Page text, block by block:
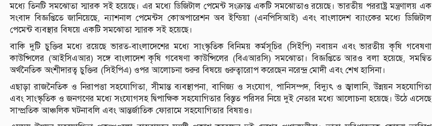
মধ্যে তিনটি সমঝোতা স্মারক সই হয়েছে। এর মধ্যে ডিজিটাল পেমেন্ট সংক্রান্ত একটি সমঝোতাও রয়েছে। ভারতীয় পররাষ্ট্র মন্ত্রণালয় এক
সংবাদ বিজ্ঞপ্তিতে জানিয়েছে, ন্যাশনাল পেমেন্টস কোঅপারেশন অব ইন্ডিয়া (এনপিসিআই) এবং বাংলাদেশ ব্যাংকের মধ্যে ডিজিটাল
পেমেন্ট ব্যবস্থার বিষয়ে একটি সমঝোতা স্মারক সই হয়েছে।
বাকি দুটি চুক্তির মধ্যে রয়েছে ভারত-বাংলাদেশের মধ্যে সাংস্কৃতিক বিনিময় কর্মসূচির (সিইপি) নবায়ন এবং ভারতীয় কৃষি গবেষণা
কাউন্সিলের (আইসিএআর) সঙ্গে বাংলাদেশ কৃষি গবেষণা কাউন্সিলের (বিএআরসি) সমঝোতা। বিজ্ঞপ্তিতে আরও বলা হয়েছে, সমন্বিত
অর্থনৈতিক অংশীদারত্ব চুক্তির (সিইপিএ) ওপর আলোচনা শুরুর বিষয়ে গুরুত্বারোপ করেছেন নরেন্দ্র মোদী এবং শেখ হাসিনা।
এছাড়া রাজনৈতিক ও নিরাপত্তা সহযোগিতা, সীমান্ত ব্যবস্থাপনা, বাণিজ্য ও সংযোগ, পানিসম্পদ, বিদ্যুৎ ও জ্বালানি, উন্নয়ন সহযোগিতা
এবং সাংস্কৃতিক ও জনগণের মধ্যে সংযোগসহ দ্বিপাক্ষিক সহযোগিতার বিস্তৃত পরিসর নিয়ে দুই নেতার মধ্যে আলোচনা হয়েছে। উঠে এসেছে
সাম্প্রতিক আঞ্চলিক ঘটনাবলি এবং আন্তর্জাতিক ফোরামে সহযোগিতার বিষয়ও।